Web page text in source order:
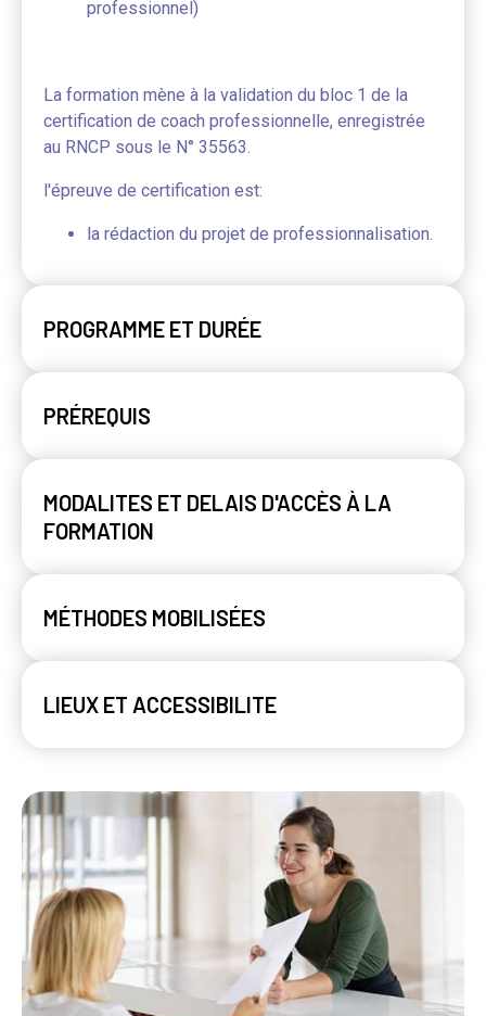
professionnel)
La formation mène à la validation du bloc 1 de la
certification de coach professionnelle, enregistrée
au RNCP sous le N° 35563.
l'épreuve de certification est:
la rédaction du projet de professionnalisation.
PROGRAMME ET DURÉE
PRÉREQUIS
MODALITES ET DELAIS D'ACCÈS À LA
FORMATION
MÉTHODES MOBILISÉES
LIEUX ET ACCESSIBILITE